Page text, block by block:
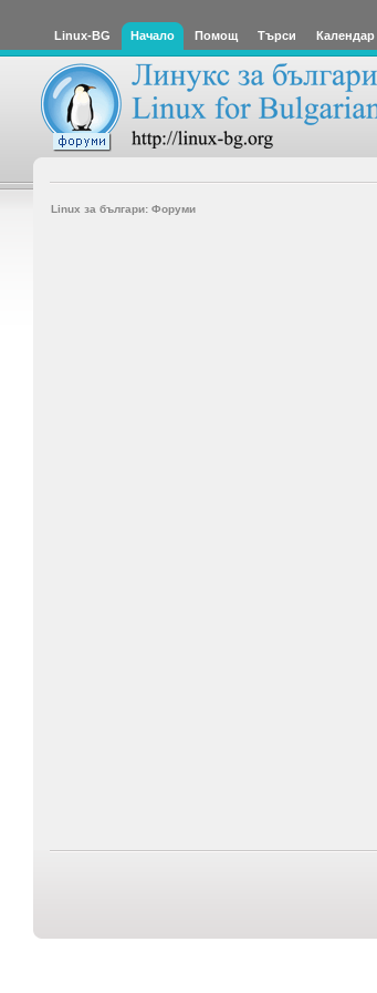
Linux-BG Начало Помощ Търси Календар
Linux за българи: Форуми